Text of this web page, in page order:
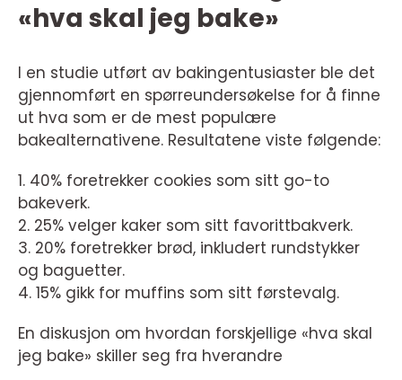
«hva skal jeg bake»
I en studie utført av bakingentusiaster ble det
gjennomført en spørreundersøkelse for å finne
ut hva som er de mest populære
bakealternativene. Resultatene viste følgende:
1. 40% foretrekker cookies som sitt go-to
bakeverk.
2. 25% velger kaker som sitt favorittbakverk.
3. 20% foretrekker brød, inkludert rundstykker
og baguetter.
4. 15% gikk for muffins som sitt førstevalg.
En diskusjon om hvordan forskjellige «hva skal
jeg bake» skiller seg fra hverandre